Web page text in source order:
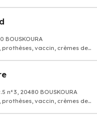
BOUSKOURA
vaccin, crèmes de
n°3, 20480 BOUSKOURA
vaccin, crèmes de